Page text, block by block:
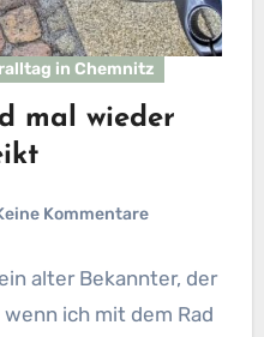
in Chemnitz
mal wieder
Kommentare
alter Bekannter, der
ich mit dem Rad